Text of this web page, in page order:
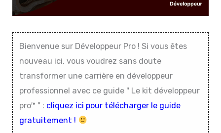
Bienvenue sur Développeur Pro ! Si vous êtes
nouveau ici, vous voudrez sans doute
transformer une carrière en développeur
professionnel avec ce guide " Le kit développeur
pro™ " : cliquez ici pour télécharger le guide
gratuitement !